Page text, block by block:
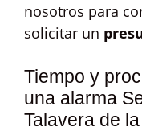
nosotros para
solicitar un
Tiempo y
una alarma
Talavera de